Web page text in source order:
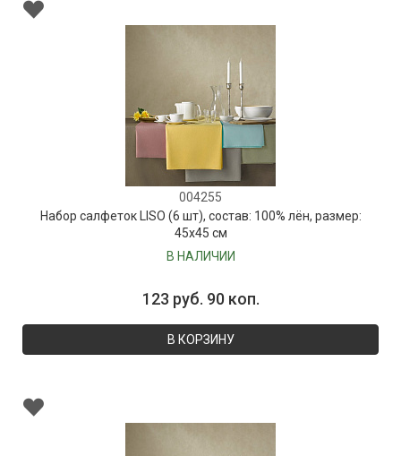
004255
Набор салфеток LISO (6 шт), состав: 100% лён, размер:
45х45 см
В НАЛИЧИИ
123 руб. 90 коп.
В КОРЗИНУ